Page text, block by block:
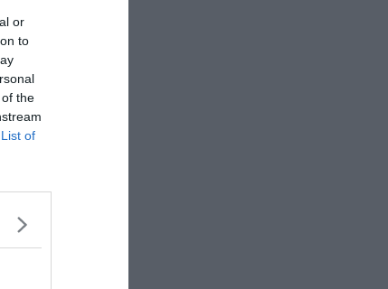
or
to
the
List of